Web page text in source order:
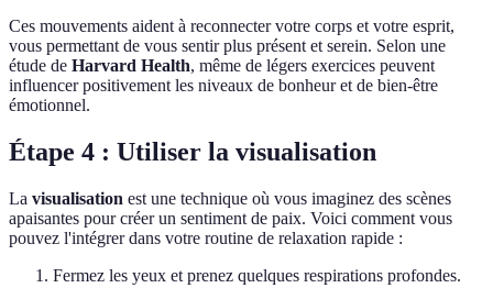
Ces mouvements aident à reconnecter votre corps et votre esprit,
vous permettant de vous sentir plus présent et serein. Selon une
étude de Harvard Health, même de légers exercices peuvent
influencer positivement les niveaux de bonheur et de bien-être
émotionnel.
Étape 4 : Utiliser la visualisation
La visualisation est une technique où vous imaginez des scènes
apaisantes pour créer un sentiment de paix. Voici comment vous
pouvez l'intégrer dans votre routine de relaxation rapide :
Fermez les yeux et prenez quelques respirations profondes.